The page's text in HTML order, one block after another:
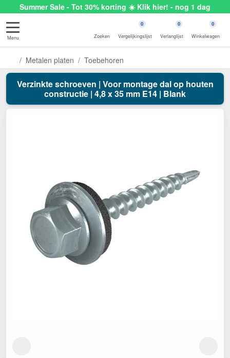
Summer Sale - Tot 30% korting ☀️ Klik hier! - nog 1 dag
Menu Zoeken
0
Vergelijkingslijst
0
Verlanglijst
0
Winkelwagen
Metalen platen Toebehoren
Verzinkte schroeven | Voor montage dal op houten
constructie | 4,8 x 35 mm E14 | Blank